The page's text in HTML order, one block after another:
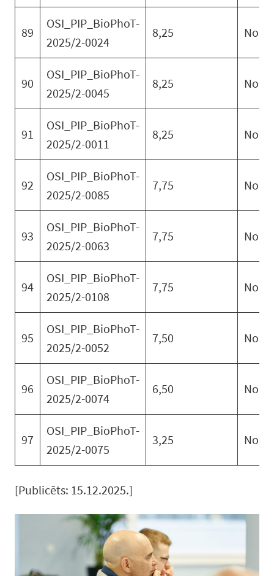
89
OSI_PIP_BioPhoT-
2025/2-0024
8,25 No
90
OSI_PIP_BioPhoT-
2025/2-0045
8,25 No
91
OSI_PIP_BioPhoT-
2025/2-0011
8,25 No
92
OSI_PIP_BioPhoT-
2025/2-0085
7,75 No
93
OSI_PIP_BioPhoT-
2025/2-0063
7,75 No
94
OSI_PIP_BioPhoT-
2025/2-0108
7,75 No
95
OSI_PIP_BioPhoT-
2025/2-0052
7,50 No
96
OSI_PIP_BioPhoT-
2025/2-0074
6,50 No
97
OSI_PIP_BioPhoT-
2025/2-0075
3,25 No
[Publicēts: 15.12.2025.]